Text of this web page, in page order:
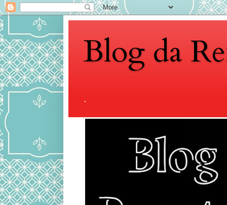
Blog da
.